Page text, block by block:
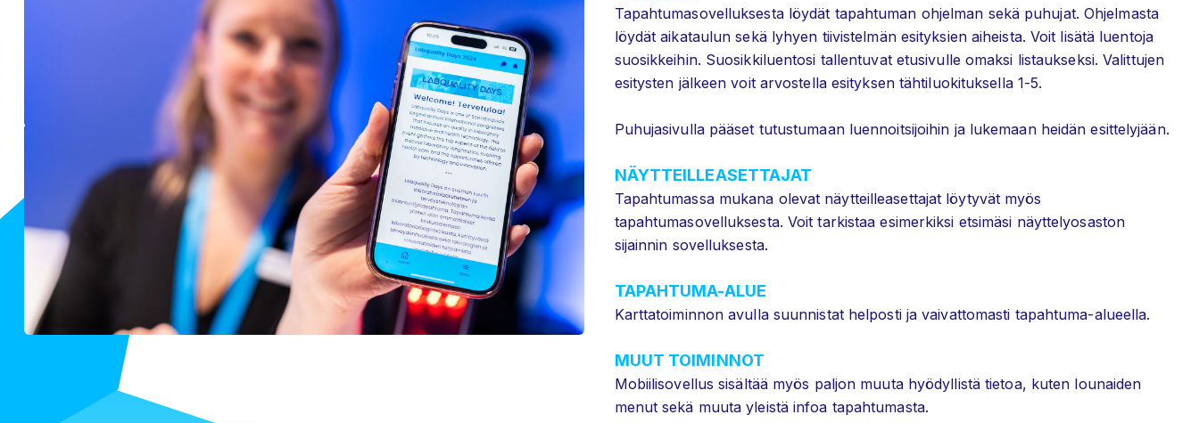
Tapahtumasovelluksesta löydät tapahtuman ohjelman sekä puhujat. Ohjelmasta
löydät aikataulun sekä lyhyen tiivistelmän esityksien aiheista. Voit lisätä luentoja
suosikkeihin. Suosikkiluentosi tallentuvat etusivulle omaksi listaukseksi. Valittujen
esitysten jälkeen voit arvostella esityksen tähtiluokituksella 1-5.
Puhujasivulla pääset tutustumaan luennoitsijoihin ja lukemaan heidän esittelyjään.
NÄYTTEILLEASETTAJAT
Tapahtumassa mukana olevat näytteilleasettajat löytyvät myös
tapahtumasovelluksesta. Voit tarkistaa esimerkiksi etsimäsi näyttelyosaston
sijainnin sovelluksesta.
TAPAHTUMA-ALUE
Karttatoiminnon avulla suunnistat helposti ja vaivattomasti tapahtuma-alueella.
MUUT TOIMINNOT
Mobiilisovellus sisältää myös paljon muuta hyödyllistä tietoa, kuten lounaiden
menut sekä muuta yleistä infoa tapahtumasta.